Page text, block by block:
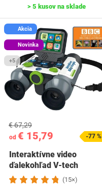
> 5 kusov na sklade
Akcia
Novinka
+5
od € 15,79
€ 67,29
-77 %
Interaktívne video
ďalekohľad V-tech
(15×)